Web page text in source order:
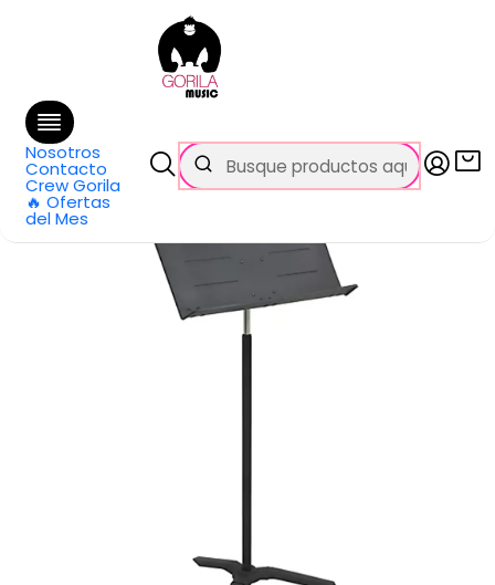
Nosotros
Contacto
Crew Gorila
🔥 Ofertas
del Mes
GRATIS
en Santiago y $99.990 en Regiones
Categorías Pianos y teclados
Atriles y Soportes